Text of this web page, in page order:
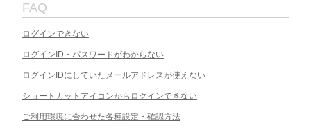
FAQ
ログインできない
ログインID・パスワードがわからない
ログインIDにしていたメールアドレスが使えない
ショートカットアイコンからログインできない
ご利用環境に合わせた各種設定・確認方法